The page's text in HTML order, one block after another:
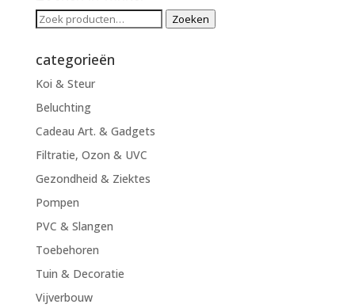
Zoeken
Zoeken
categorieën
Koi & Steur
Beluchting
Cadeau Art. & Gadgets
Filtratie, Ozon & UVC
Gezondheid & Ziektes
Pompen
PVC & Slangen
Toebehoren
Tuin & Decoratie
Vijverbouw